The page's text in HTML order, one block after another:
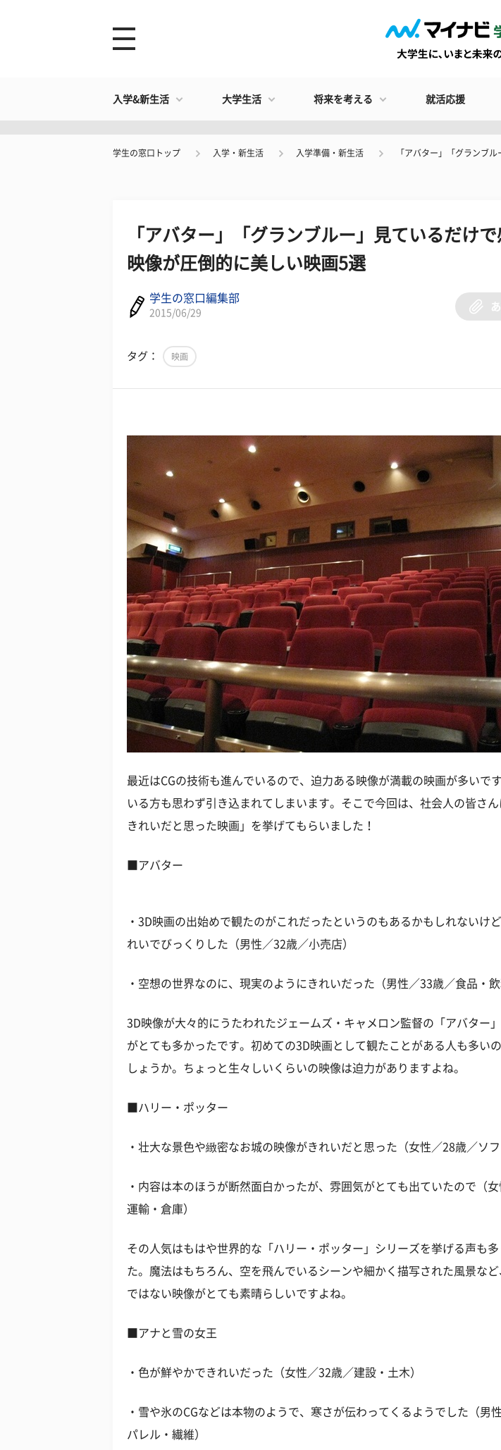
入学&新生活 大学生活 将来を考える 就活応援
学生の窓口トップ 入学・新生活 入学準備・新生活 「アバター」「グランブ
「アバター」「グランブルー」見ているだけで
映像が圧倒的に美しい映画5選
学生の窓口編集部
2015/06/29
タグ： 映画
最近はCGの技術も進んでいるので、迫力ある映像が満載の映画が多いで
いる方も思わず引き込まれてしまいます。そこで今回は、社会人の皆さ
きれいだと思った映画」を挙げてもらいました！
■アバター
・3D映画の出始めで観たのがこれだったというのもあるかもしれないけ
れいでびっくりした（男性／32歳／小売店）
・空想の世界なのに、現実のようにきれいだった（男性／33歳／食品・飲
3D映像が大々的にうたわれたジェームズ・キャメロン監督の「アバター
がとても多かったです。初めての3D映画として観たことがある人も多い
しょうか。ちょっと生々しいくらいの映像は迫力がありますよね。
■ハリー・ポッター
・壮大な景色や緻密なお城の映像がきれいだと思った（女性／28歳／ソフ
・内容は本のほうが断然面白かったが、雰囲気がとても出ていたので（
運輸・倉庫）
その人気はもはや世界的な「ハリー・ポッター」シリーズを挙げる声も多
た。魔法はもちろん、空を飛んでいるシーンや細かく描写された風景な
ではない映像がとても素晴らしいですよね。
■アナと雪の女王
・色が鮮やかできれいだった（女性／32歳／建設・土木）
・雪や氷のCGなどは本物のようで、寒さが伝わってくるようでした（男
パレル・繊維）